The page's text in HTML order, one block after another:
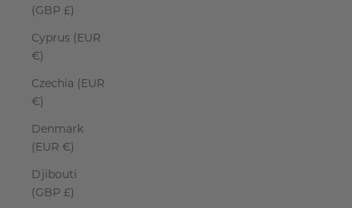
(GBP £)
Cyprus (EUR
€)
Czechia (EUR
€)
Denmark
(EUR €)
Djibouti
(GBP £)